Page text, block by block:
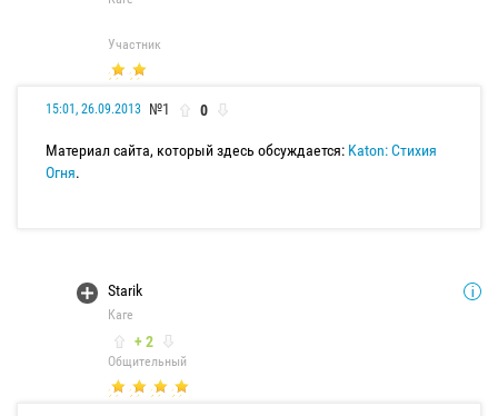
Участник
15:01, 26.09.2013 №1 0
Материал сайта, который здесь обсуждается: Katon: Стихия
Огня.
Starik
Каге
+ 2
Общительный